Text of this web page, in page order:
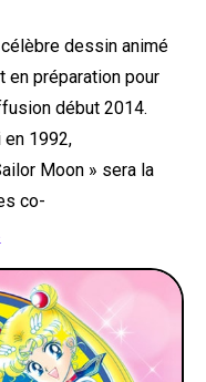
dessin animé
en préparation pour
début 2014.
en 1992,
Moon » sera la
co-